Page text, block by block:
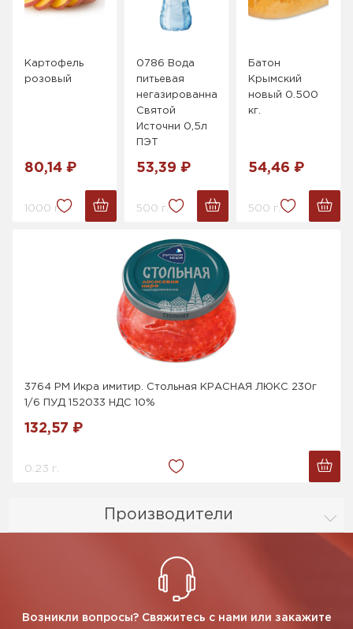
Производители
Картофель
розовый
80,14 ₽
1000 г.
0786 Вода
питьевая
негазированная
Святой
Источни 0,5л
ПЭТ
53,39 ₽
500 г.
Батон
Крымский
новый 0.500
кг.
54,46 ₽
500 г.
3764 РМ Икра имитир. Стольная КРАСНАЯ ЛЮКС 230г
1/6 ПУД 152033 НДС 10%
132,57 ₽
0.23 г.
Возникли вопросы? Свяжитесь с нами или закажите